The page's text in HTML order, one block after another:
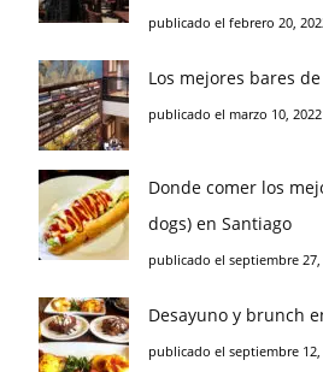
publicado el febrero 20,
Los mejores bares
publicado el marzo 10, 2022
Donde comer los
dogs) en Santiago
publicado el septiembre 27,
Desayuno y brunch
publicado el septiembre 12,